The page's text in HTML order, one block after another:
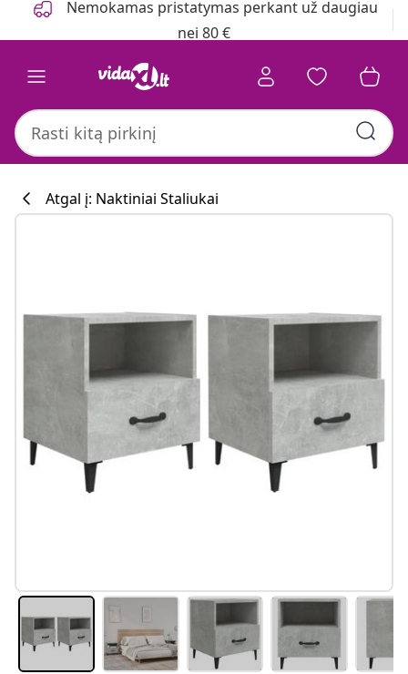
Nemokamas pristatymas perkant už daugiau
nei 80 €
Atgal į: Naktiniai Staliukai